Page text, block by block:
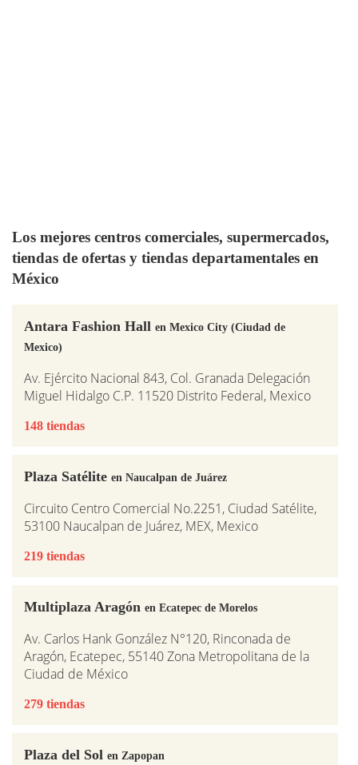
Los mejores centros comerciales, supermercados,
tiendas de ofertas y tiendas departamentales en
México
Antara Fashion Hall en Mexico City (Ciudad de
Mexico)
Av. Ejército Nacional 843, Col. Granada Delegación
Miguel Hidalgo C.P. 11520 Distrito Federal, Mexico
148 tiendas
Plaza Satélite en Naucalpan de Juárez
Circuito Centro Comercial No.2251, Ciudad Satélite,
53100 Naucalpan de Juárez, MEX, Mexico
219 tiendas
Multiplaza Aragón en Ecatepec de Morelos
Av. Carlos Hank González N°120, Rinconada de
Aragón, Ecatepec, 55140 Zona Metropolitana de la
Ciudad de México
279 tiendas
Plaza del Sol en Zapopan